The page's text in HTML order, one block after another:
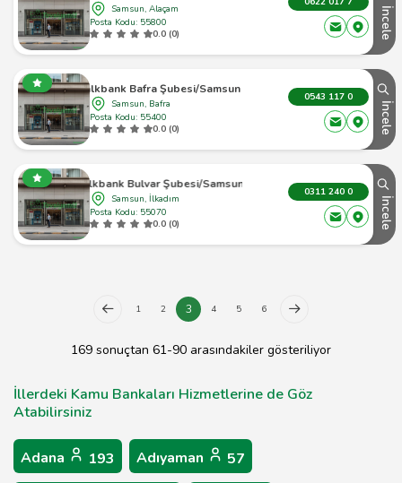
Samsun, Alaçam
Posta Kodu: 55800
0.0 (0)
İncele
Halkbank Bafra Şubesi/Samsun Atm
Samsun, Bafra
Posta Kodu: 55400
0.0 (0)
0543 117 0
İncele
Halkbank Bulvar Şubesi/Samsun Atm
Samsun, İlkadım
Posta Kodu: 55070
0.0 (0)
0311 240 0
İncele
1 2 3 4 5 6
169 sonuçtan 61-90 arasındakiler gösteriliyor
İllerdeki Kamu Bankaları Hizmetlerine de Göz
Atabilirsiniz
Adana 193 Adıyaman 57